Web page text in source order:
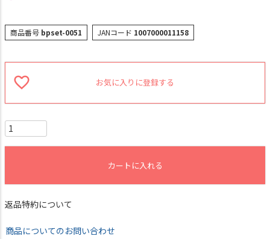
商品番号 bpset-0051 JANコード 1007000011158
お気に入りに登録する
カートに入れる
返品特約について
商品についてのお問い合わせ